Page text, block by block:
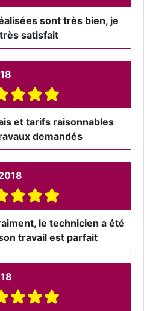
sont très bien, je
satisfait
et tarifs raisonnables
demandés
le technicien a été
travail est parfait